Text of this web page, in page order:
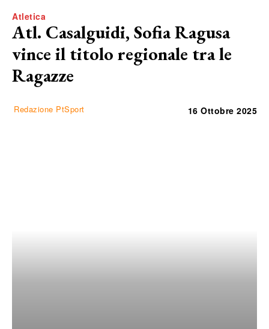
Atletica
Atl. Casalguidi, Sofia Ragusa
vince il titolo regionale tra le
Ragazze
Redazione PtSport 16 Ottobre 2025